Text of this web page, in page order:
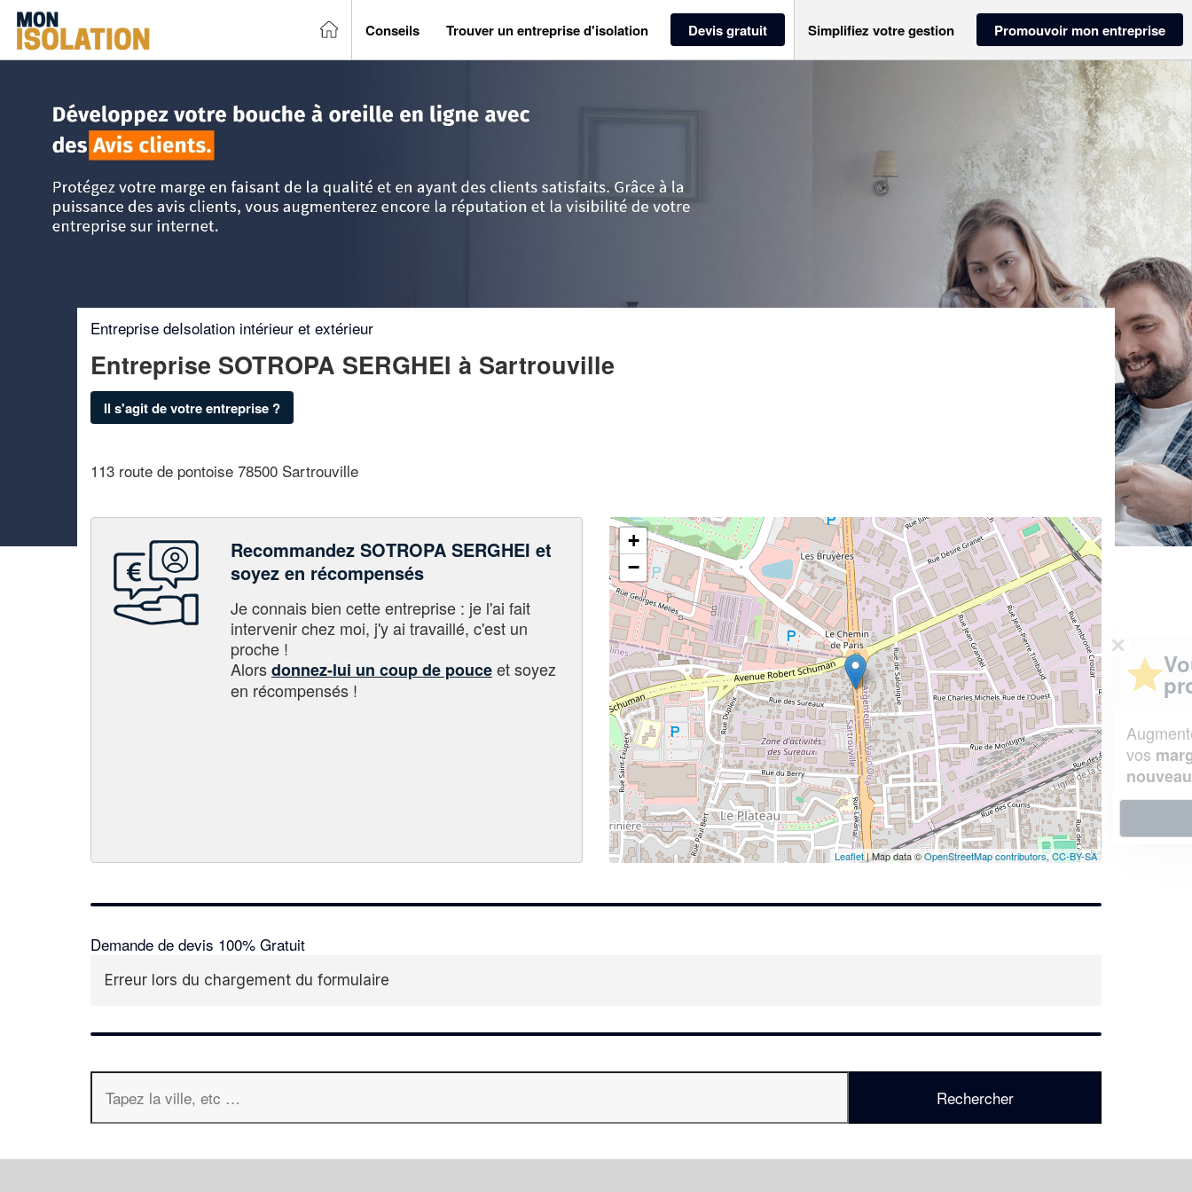
Conseils Trouver un entreprise d'isolation Devis gratuit Simplifiez votre gestion Promouvoir mon entreprise
Entreprise deIsolation intérieur et extérieur
Entreprise SOTROPA SERGHEI à Sartrouville
Il s'agit de votre entreprise ?
113 route de pontoise 78500 Sartrouville
Recommandez SOTROPA SERGHEI et
soyez en récompensés
Je connais bien cette entreprise : je l'ai fait
intervenir chez moi, j'y ai travaillé, c'est un
proche !
Alorsdonnez-lui un coup de pouceet soyez
en récompensés !
+
−
Leaflet| Map data ©OpenStreetMap contributors,CC-BY-SA
Demande de devis 100% Gratuit
Erreur lors du chargement du formulaire
✕
Vous êtes un
professionnel ?
Augmentez votrechiffre d'affaireset
vosmargestout en gagnant de
nouveaux clients!
En savoir plus